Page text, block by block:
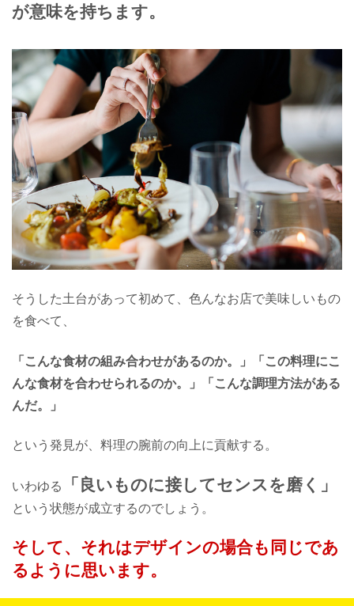
が意味を持ちます。
そうした土台があって初めて、 色んなお店で美味しいもの
を食べて、
「こんな食材の組み合わせがあるのか。」
「この料理にこ
んな食材を合わせられるのか。」
「こんな調理方法がある
んだ。」
という発見が、料理の腕前の向上に貢献する。
いわゆる 「良いものに接してセンスを磨く」
という状態が成立するのでしょう。
そして、それはデザインの場合も 同じであ
るように思います。